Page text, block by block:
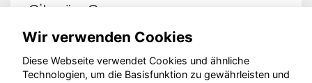
Citroën C4
Wir verwenden Cookies
Diese Webseite verwendet Cookies und ähnliche
Technologien, um die Basisfunktion zu gewährleisten und